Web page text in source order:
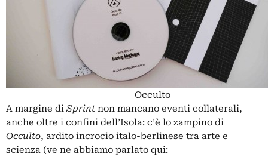
Occulto
A margine di Sprint non mancano eventi collaterali,
anche oltre i confini dell’Isola: c’è lo zampino di
Occulto, ardito incrocio italo-berlinese tra arte e
scienza (ve ne abbiamo parlato qui: